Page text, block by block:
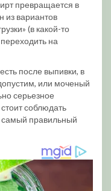
превращается в
из вариантов
(в какой-то
на
после выпивки, в
или моченый
серьезное
соблюдать
правильный